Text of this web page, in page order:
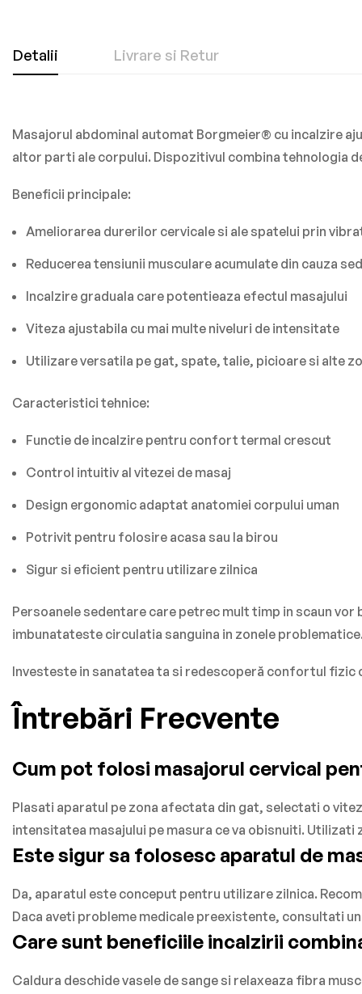
Detalii
Masajorul abdominal automat Borgmeier® cu incalzire
altor parti ale corpului. Dispozitivul combina tehnologia
Beneficii principale:
Ameliorarea durerilor cervicale si ale spatelui prin
Reducerea tensiunii musculare acumulate din cauza
Incalzire graduala care potentieaza efectul masajului
Viteza ajustabila cu mai multe niveluri de intensitate
Utilizare versatila pe gat, spate, talie, picioare si alte
Caracteristici tehnice:
Functie de incalzire pentru confort termal crescut
Control intuitiv al vitezei de masaj
Design ergonomic adaptat anatomiei corpului uman
Potrivit pentru folosire acasa sau la birou
Sigur si eficient pentru utilizare zilnica
Persoanele sedentare care petrec mult timp in scaun
imbunatateste circulatia sanguina in zonele problematice.
Investeste in sanatatea ta si redescoperă confortul fizic
Întrebări Frecvente
Cum pot folosi masajorul cervical
Plasati aparatul pe zona afectata din gat, selectati o
intensitatea masajului pe masura ce va obisnuiti.
Este sigur sa folosesc aparatul de
Da, aparatul este conceput pentru utilizare zilnica.
Daca aveti probleme medicale preexistente, consultati
Care sunt beneficiile incalzirii
Caldura deschide vasele de sange si relaxeaza fibra
Livrare si Retur